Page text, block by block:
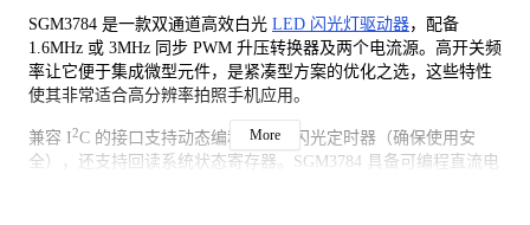
SGM3784 是一款双通道高效白光 LED 闪光灯驱动器，配备
1.6MHz 或 3MHz 同步 PWM 升压转换器及两个电流源。高开关频
率让它便于集成微型元件，是紧凑型方案的优化之选，这些特性
使其非常适合高分辨率拍照手机应用。
兼容 I2C 的接口支持动态编程电流和闪光定时器（确保使用安
全），还支持回读系统状态寄存器。SGM3784 具备可编程直流电
More